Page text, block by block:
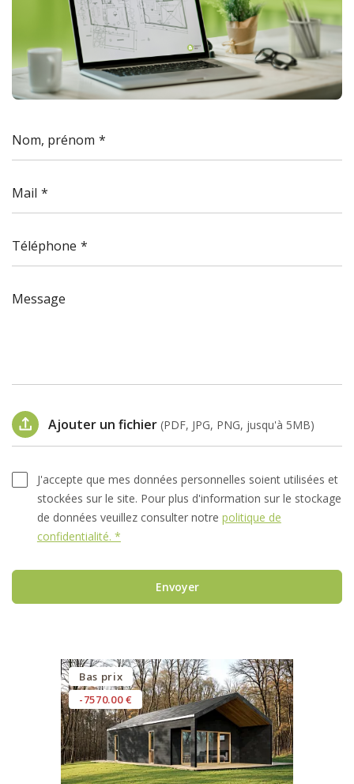
Nom, prénom
Mail
Téléphone
Message
Ajouter un fichier (PDF, JPG, PNG, jusqu'à 5MB)
J'accepte que mes données personnelles soient utilisées et
stockées sur le site. Pour plus d'information sur le stockage
de données veuillez consulter notre politique de
confidentialité. *
Envoyer
Bas prix
-7570.00 €